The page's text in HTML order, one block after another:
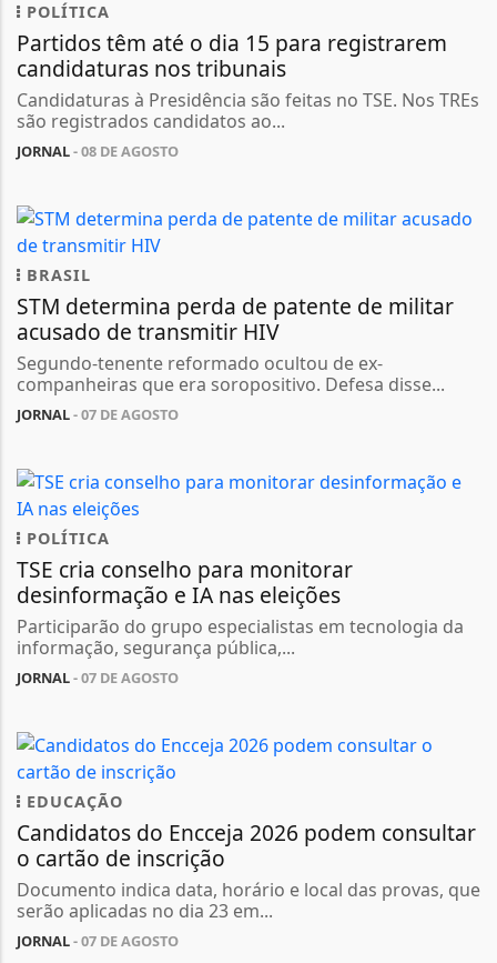
POLÍTICA
Partidos têm até o dia 15 para registrarem
candidaturas nos tribunais
Candidaturas à Presidência são feitas no TSE. Nos TREs
são registrados candidatos ao...
JORNAL- 08 DE AGOSTO
BRASIL
STM determina perda de patente de militar
acusado de transmitir HIV
Segundo-tenente reformado ocultou de ex-
companheiras que era soropositivo. Defesa disse...
JORNAL- 07 DE AGOSTO
POLÍTICA
TSE cria conselho para monitorar
desinformação e IA nas eleições
Participarão do grupo especialistas em tecnologia da
informação, segurança pública,...
JORNAL- 07 DE AGOSTO
EDUCAÇÃO
Candidatos do Encceja 2026 podem consultar
o cartão de inscrição
Documento indica data, horário e local das provas, que
serão aplicadas no dia 23 em...
JORNAL- 07 DE AGOSTO